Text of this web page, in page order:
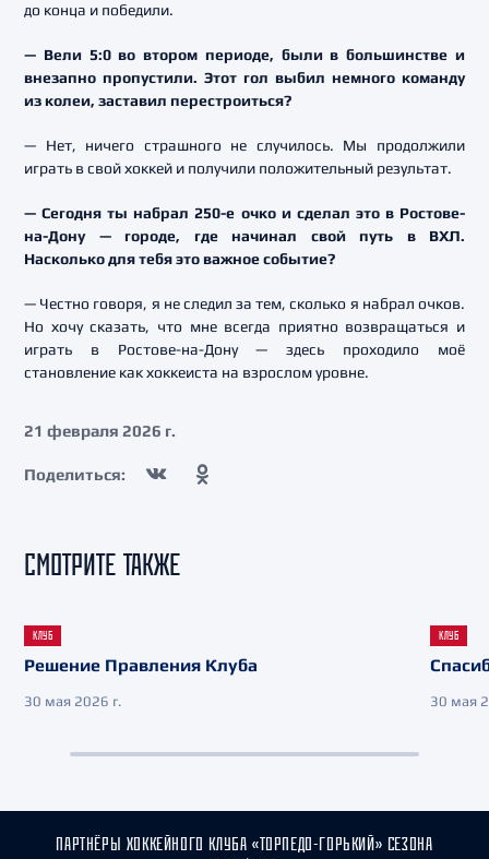
до конца и победили.
— Вели 5:0 во втором периоде, были в большинстве и
внезапно пропустили. Этот гол выбил немного команду
из колеи, заставил перестроиться?
— Нет, ничего страшного не случилось. Мы продолжили
играть в свой хоккей и получили положительный результат.
— Сегодня ты набрал 250-е очко и сделал это в Ростове-
на-Дону — городе, где начинал свой путь в ВХЛ.
Насколько для тебя это важное событие?
— Честно говоря, я не следил за тем, сколько я набрал очков.
Но хочу сказать, что мне всегда приятно возвращаться и
играть в Ростове-на-Дону — здесь проходило моё
становление как хоккеиста на взрослом уровне.
21 февраля 2026 г.
Поделиться:
СМОТРИТЕ ТАКЖЕ
КЛУБ
Решение Правления Клуба
30 мая 2026 г.
КЛУБ
30 мая
ПАРТНЁРЫ ХОККЕЙНОГО КЛУБА «ТОРПЕДО-ГОРЬКИЙ» СЕЗОНА